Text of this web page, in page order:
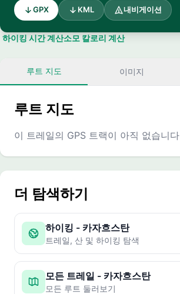
GPX KML 내비게이션
하이킹 시간 계산소모 칼로리 계산
루트 지도 이미지
루트 지도
이 트레일의 GPS 트랙이 아직 없습니다
더 탐색하기
하이킹 - 카자흐스탄
트레일, 산 및 하이킹 탐색
모든 트레일 - 카자흐스탄
모든 루트 둘러보기